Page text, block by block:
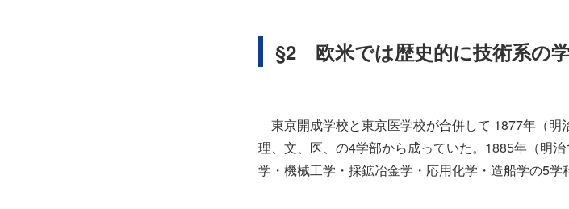
§2 欧米では歴史的に技術系の
東京開成学校と東京医学校が合併して 1877年（明
理、文、医、の4学部から成っていた。1885年（明
学・機械工学・採鉱冶金学・応用化学・造船学の5学